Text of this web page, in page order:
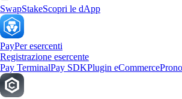
SwapStakeScopri le dApp
PayPer esercenti
Registrazione esercente
Pay TerminalPay SDKPlugin eCommerce